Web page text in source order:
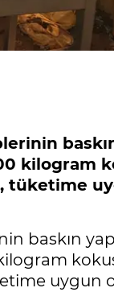
kilogram
tüketime
baskın
uygun